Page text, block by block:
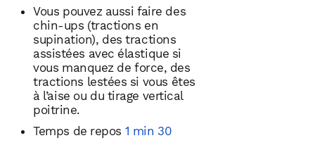
Vous pouvez aussi faire des
chin-ups (tractions en
supination), des tractions
assistées avec élastique si
vous manquez de force, des
tractions lestées si vous êtes
à l’aise ou du tirage vertical
poitrine.
Temps de repos 1 min 30